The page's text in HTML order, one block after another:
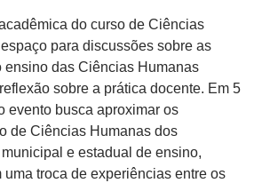
do curso de Ciências
para discussões sobre as
ensino das Ciências Humanas
sobre a prática docente. Em 5
evento busca aproximar os
de Ciências Humanas dos
e estadual de ensino,
troca de experiências entre os